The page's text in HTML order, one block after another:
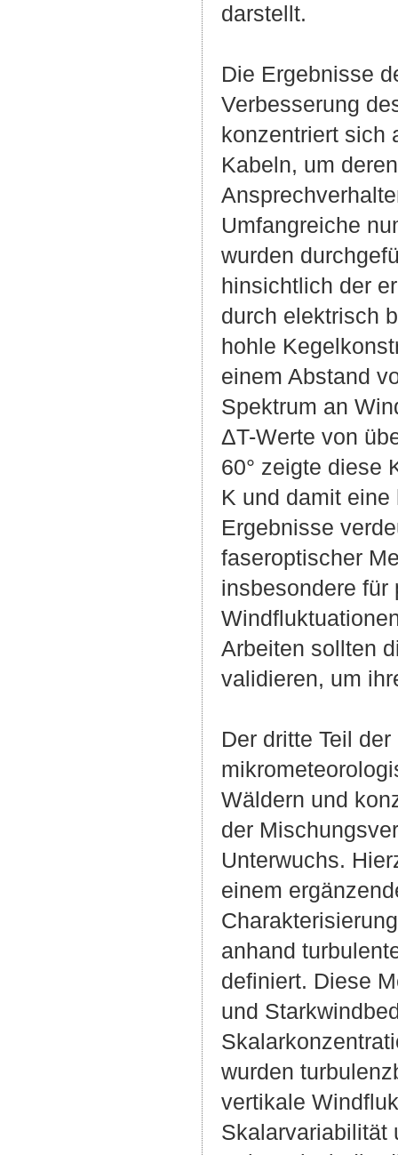
darstellt.
Die Ergebnisse
Verbesserung
konzentriert sich
Kabeln, um
Umfangreiche
wurden
hinsichtlich der
durch elektrisch
hohle
einem Abstand
Spektrum an
ΔT-Werte von
60° zeigte diese
K und damit
Ergebnisse
faseroptischer
insbesondere für
Arbeiten sollten
validieren, um
Der dritte Teil
Wäldern und
der
Unterwuchs.
einem
anhand
definiert. Diese
und
wurden
vertikale
Skalarvariabilität